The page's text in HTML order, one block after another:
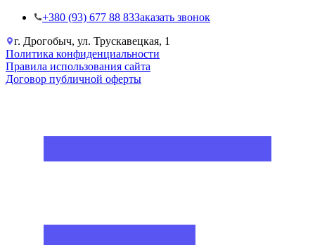
+38‎0 (93) 677 88 83Заказать звонок
г. Дрогобыч, ул. Трускавецкая, 1
Политика конфиденциальности
Правила использования сайта
Договор публичной оферты